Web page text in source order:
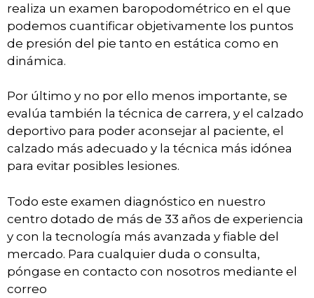
realiza un examen baropodométrico en el que
podemos cuantificar objetivamente los puntos
de presión del pie tanto en estática como en
dinámica.
Por último y no por ello menos importante, se
evalúa también la técnica de carrera, y el calzado
deportivo para poder aconsejar al paciente, el
calzado más adecuado y la técnica más idónea
para evitar posibles lesiones.
Todo este examen diagnóstico en nuestro
centro dotado de más de 33 años de experiencia
y con la tecnología más avanzada y fiable del
mercado. Para cualquier duda o consulta,
póngase en contacto con nosotros mediante el
correo